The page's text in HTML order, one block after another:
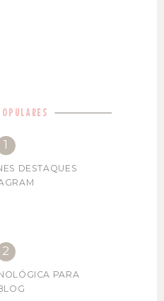
DESTAQUES
PARA